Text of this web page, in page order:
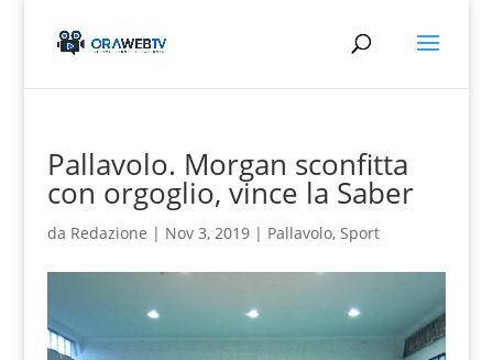
Pallavolo. Morgan sconfitta
con orgoglio, vince la Saber
da Redazione | Nov 3, 2019| Pallavolo, Sport